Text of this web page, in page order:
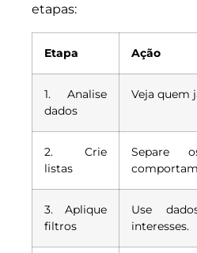
etapas:
Etapa Ação
1. Analise
dados
Veja quem
2. Crie
listas
Separe
3. Aplique
filtros
Use
interesses.